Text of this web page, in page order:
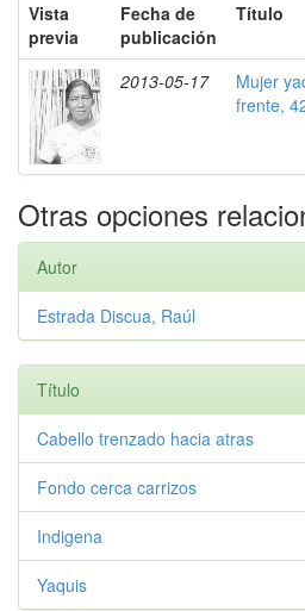
Vista
previa
Fecha de
publicación
Título
2013-05-17
Mujer
frente,
Otras opciones
Autor
Estrada Discua, Raúl
Título
Cabello trenzado hacia atras
Fondo cerca carrizos
Indigena
Yaquis